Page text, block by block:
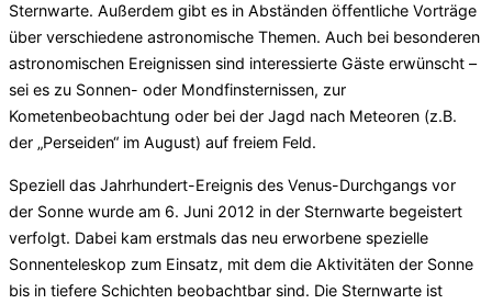
Sternwarte. Außerdem gibt es in Abständen öffentliche Vorträge
über verschiedene astronomische Themen. Auch bei besonderen
astronomischen Ereignissen sind interessierte Gäste erwünscht –
sei es zu Sonnen- oder Mondfinsternissen, zur
Kometenbeobachtung oder bei der Jagd nach Meteoren (z.B.
der „Perseiden“ im August) auf freiem Feld.
Speziell das Jahrhundert-Ereignis des Venus-Durchgangs vor
der Sonne wurde am 6. Juni 2012 in der Sternwarte begeistert
verfolgt. Dabei kam erstmals das neu erworbene spezielle
Sonnenteleskop zum Einsatz, mit dem die Aktivitäten der Sonne
bis in tiefere Schichten beobachtbar sind. Die Sternwarte ist